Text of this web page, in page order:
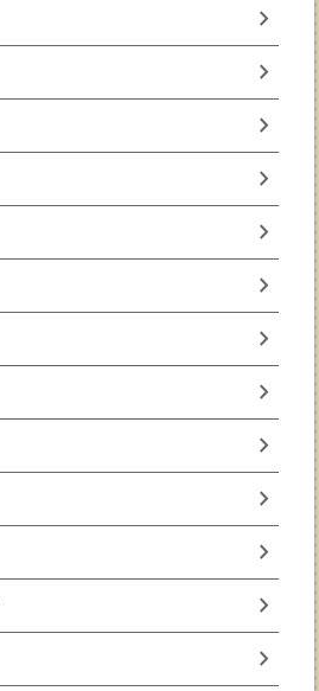
chevron_right
chevron_right
chevron_right
chevron_right
chevron_right
chevron_right
chevron_right
chevron_right
chevron_right
chevron_right
chevron_right
chevron_right
chevron_right